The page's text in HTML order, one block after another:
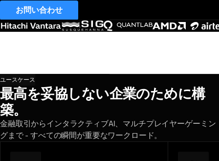
お問い合わせ
ユースケース
最高を妥協しない企業のために構
築。
金融取引からインタラクティブAI、マルチプレイヤーゲーミン
グまで - すべての瞬間が重要なワークロード。